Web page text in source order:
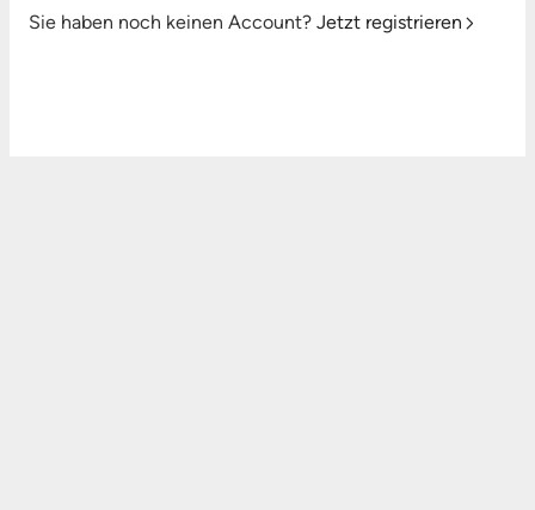
Sie haben noch keinen Account? Jetzt registrieren